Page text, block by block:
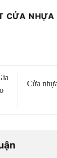
CỬA NHỰA
Cửa